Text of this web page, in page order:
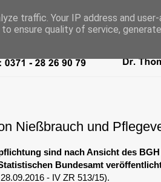
Nießbrauch und
sind nach Ansicht des
Bundesamt
- IV ZR 513/15).
traffic. Your IP address and
ensure quality of service,